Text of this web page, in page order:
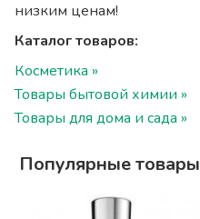
низким ценам!
Каталог товаров:
Косметика »
Товары бытовой химии »
Товары для дома и сада »
Популярные товары